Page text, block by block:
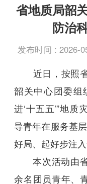
省地质局韶
防治
发布时间 : 2026-
近日，按照省
韶关中心团委组
进‘十五五’”地
导青年在服务基
好局、起好步注入
本次活动由
余名团员青年、